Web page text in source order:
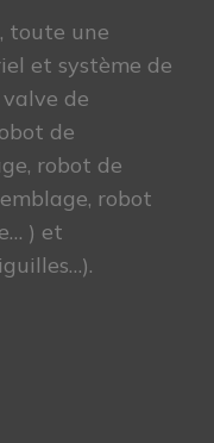
toute une
et système de
de
de
robot de
robot
) et